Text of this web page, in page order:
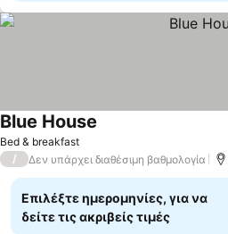
Bed & breakfast
Blue House
/ Δεν υπάρχει διαθέσιμη βαθμολογία
Επιλέξτε ημερομηνίες, για να
δείτε τις ακριβείς τιμές